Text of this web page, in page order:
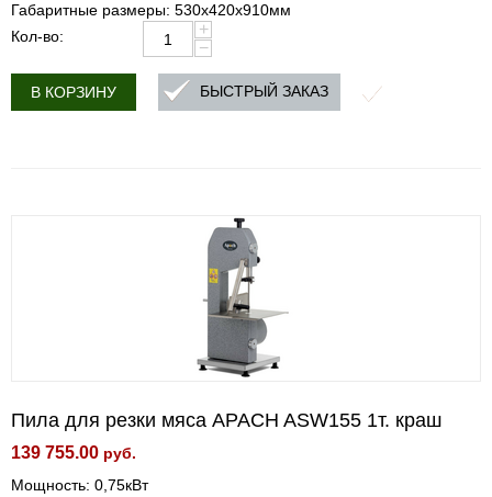
Габаритные размеры: 530х420х910мм
Кол-во:
+
−
В КОРЗИНУ БЫСТРЫЙ ЗАКАЗ
Пила для резки мяса APACH ASW155 1т. краш
139 755.00 руб.
Мощность: 0,75кВт